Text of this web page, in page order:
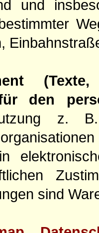
und
den
z.
in
sind